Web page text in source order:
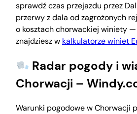
sprawdź czas przejazdu przez
przerwy z dala od zagrożonych
o kosztach chorwackiej winiety
znajdziesz w kalkulatorze winiet
Radar pogody i
Chorwacji –
Warunki pogodowe w Chorwacji